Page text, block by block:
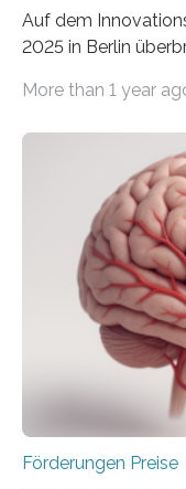
Auf dem
2025 in Berlin
Überplanmäßige
Woche vom
anderem zur
Innovationstag
Berlin überbrachte
Wirtschaft und
Überplanmäßige
More than 1 year
Förderungen Preise